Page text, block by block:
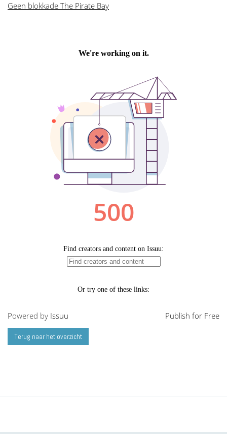
Geen blokkade The Pirate Bay
Powered by Issuu Publish for Free
Terug naar het overzicht